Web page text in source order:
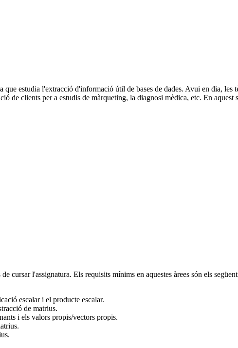
estudia l'extracció d'informació útil de bases de dades. Avui en dia, les
de clients per a estudis de màrqueting, la diagnosi mèdica, etc. En
cursar l'assignatura. Els requisits mínims en aquestes àrees són els
escalar i el producte escalar.
de matrius.
i els valors propis/vectors propis.